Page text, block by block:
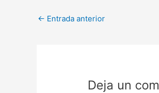
← Entrada anterior
Deja un